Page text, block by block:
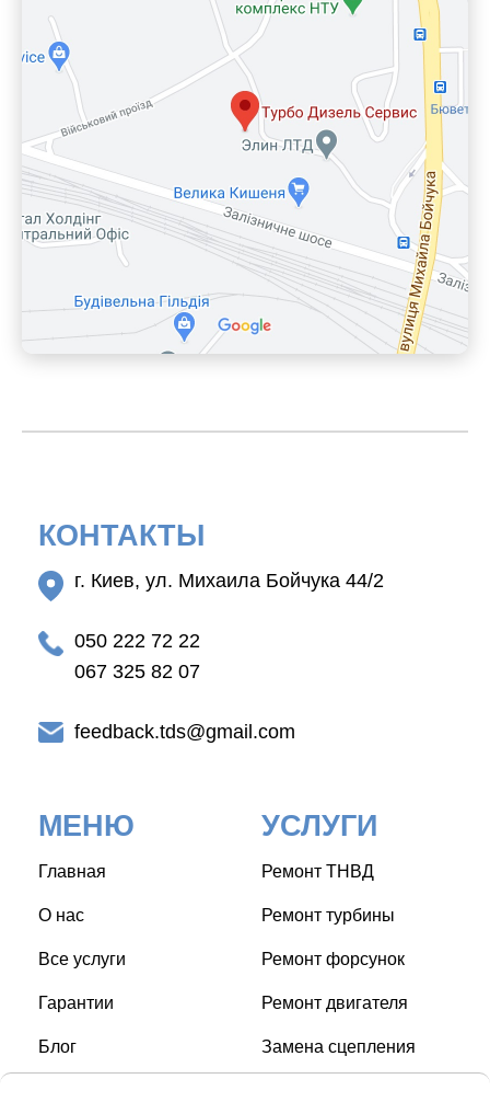
МЕНЮ
Главная
О нас
Все услуги
Гарантии
Блог
КОНТАКТЫ
г. Киев, ул. Михаила Бойчука 44/2
050 222 72 22
067 325 82 07
feedback.tds@gmail.com
УСЛУГИ
Ремонт ТНВД
Ремонт турбины
Ремонт форсунок
Ремонт двигателя
Замена сцепления